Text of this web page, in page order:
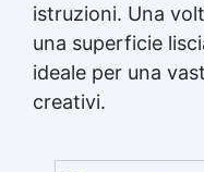
istruzioni. Una
una superficie
ideale per una
creativi.